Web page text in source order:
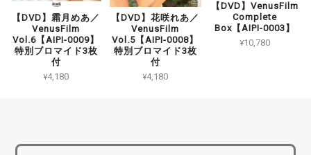
【DVD】霜月めあ／
VenusFilm
Vol.6【AIPI-0009】
特別ブロマイド3枚
付
¥4,180
【DVD】花咲れあ／
VenusFilm
Vol.5【AIPI-0008】
特別ブロマイド3枚
付
¥4,180
【DVD】VenusFilm
Complete
Box【AIPI-0003】
¥10,780